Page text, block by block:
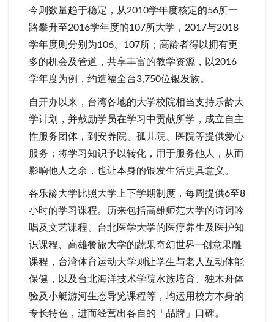
今则数量趋于稳定，从2010学年度核定的56所一
路攀升至2016学年度的107所大学，2017与2018
学年度则分别为106、107所；高龄者得以拥有更
多的机会及管道，共享丰富的教学资源，以2016
学年度为例，约造福全台3,750位银发族。
自开办以来，台湾各地的大学校院相当支持乐龄大
学计划，并鼓励学员在学习中贡献所学，成立自主
性服务团体，到安养院、孤儿院、医院等提供爱心
服务；将学习知识予以转化，用于服务他人，从而
影响他人之余，也让本身的银发生活更具意义。
各乐龄大学比照大学上下学期制度，每周提供6至8
小时的学习课程。历来包括高雄师范大学的诗词吟
唱及文艺课程、台北医学大学的医疗养生及医护知
识课程、高雄餐旅大学的蔬果奇幻世界─创意果雕
课程，台湾体育运动大学则让学生与老人互动体能
保健，以及台北海洋技术学院水族培育、独木舟体
验及小艇游河生态导览课程等，均运用校方本身的
专长特色，进而经营出各自的「品牌」口碑。